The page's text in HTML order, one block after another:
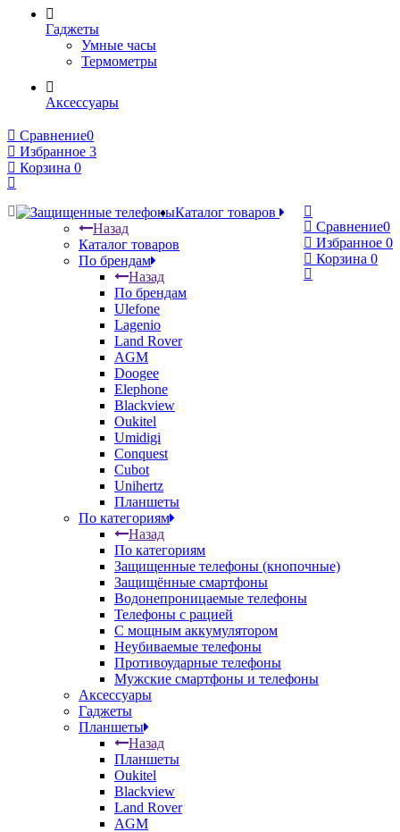
Гаджеты
Умные часы
Термометры
Аксессуары
Сравнение0
Избранное 3
Корзина 0
Сравнение0
Избранное 0
Корзина 0
Каталог товаров
Назад
Каталог товаров
По брендам
Назад
По брендам
Ulefone
Lagenio
Land Rover
AGM
Doogee
Elephone
Blackview
Oukitel
Umidigi
Conquest
Cubot
Unihertz
Планшеты
По категориям
Назад
По категориям
Защищенные телефоны (кнопочные)
Защищённые смартфоны
Водонепроницаемые телефоны
Телефоны с рацией
С мощным аккумулятором
Неубиваемые телефоны
Противоударные телефоны
Мужские смартфоны и телефоны
Аксессуары
Гаджеты
Планшеты
Назад
Планшеты
Oukitel
Blackview
Land Rover
AGM